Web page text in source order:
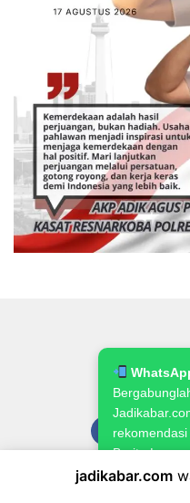
Pedoman Media Siber
jadikabar.com
Berita